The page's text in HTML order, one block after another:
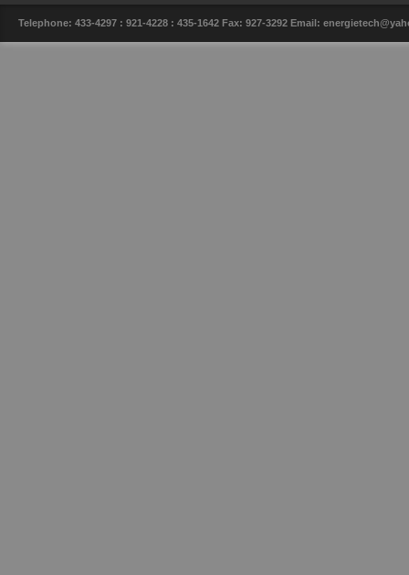
Telephone: 433-4297 : 921-4228 : 435-1642 Fax: 927-3292 Email: